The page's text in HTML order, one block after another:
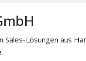
Lösungen aus